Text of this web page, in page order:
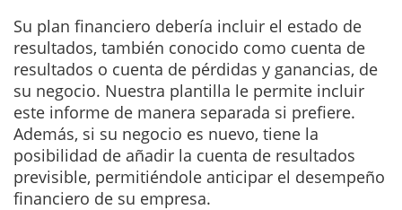
Su plan financiero debería incluir el estado de
resultados, también conocido como cuenta de
resultados o cuenta de pérdidas y ganancias, de
su negocio. Nuestra plantilla le permite incluir
este informe de manera separada si prefiere.
Además, si su negocio es nuevo, tiene la
posibilidad de añadir la cuenta de resultados
previsible, permitiéndole anticipar el desempeño
financiero de su empresa.